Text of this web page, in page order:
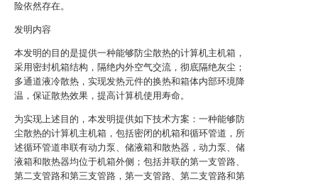
险依然存在。
发明内容
本发明的目的是提供一种能够防尘散热的计算机主机箱，
采用密封机箱结构，隔绝内外空气交流，彻底隔绝灰尘；
多通道液冷散热，实现发热元件的换热和箱体内部环境降
温，保证散热效果，提高计算机使用寿命。
为实现上述目的，本发明提供如下技术方案：一种能够防
尘散热的计算机主机箱，包括密闭的机箱和循环管道，所
述循环管道串联有动力泵、储液箱和散热器，动力泵、储
液箱和散热器均位于机箱外侧；包括并联的第一支管路、
第二支管路和第三支管路，第一支管路、第二支管路和第